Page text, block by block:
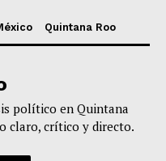
Quintana Roo
político en Quintana
claro, crítico y directo.